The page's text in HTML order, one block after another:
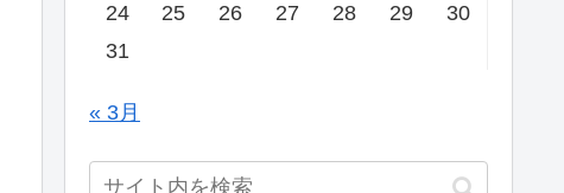
24
25 26 27 28 29
30
31
« 3月